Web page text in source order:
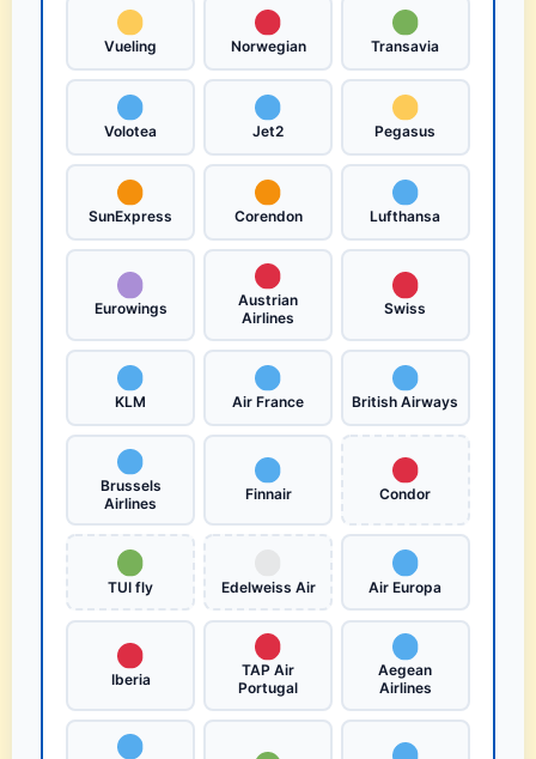
Vueling Norwegian Transavia
Volotea Jet2 Pegasus
SunExpress Corendon Lufthansa
Eurowings
Austrian
Airlines
Swiss
KLM Air France British Airways
Brussels
Airlines
Finnair Condor
TUI fly Edelweiss Air Air Europa
Iberia
TAP Air
Portugal
Aegean
Airlines